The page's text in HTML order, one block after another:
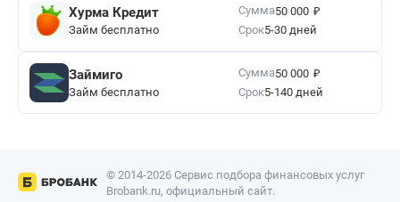
Хурма Кредит
Займ бесплатно
Сумма50 000 ₽
Срок5-30 дней
Займиго
Займ бесплатно
Сумма50 000 ₽
Срок5-140 дней
© 2014-2026 Сервис подбора финансовых услуг
Brobank.ru, официальный сайт.